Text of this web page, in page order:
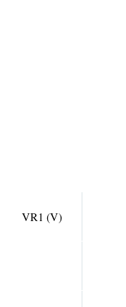
VR1 (V)